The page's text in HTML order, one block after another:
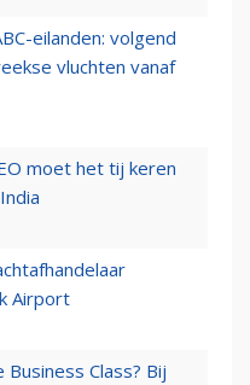
eilanden: volgend
vluchten vanaf
moet het tij keren
Airport
Class? Bij